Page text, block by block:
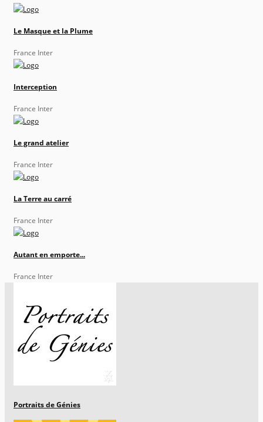
Le Masque et la Plume
France Inter
Interception
France Inter
Le grand atelier
France Inter
La Terre au carré
France Inter
Autant en emporte...
France Inter
Portraits de Génies